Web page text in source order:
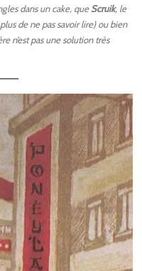
dans un cake, queScruik, le
de ne pas savoir lire) ou bien
n’est pas une solution très